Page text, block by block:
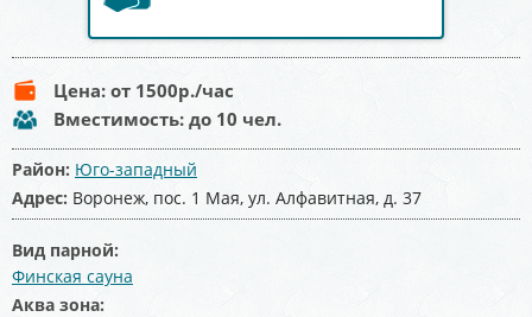
Цена: от 1500р./час
Вместимость: до 10 чел.
Район: Юго-западный
Адрес: Воронеж, пос. 1 Мая, ул. Алфавитная, д. 37
Вид парной:
Финская сауна
Аква зона: